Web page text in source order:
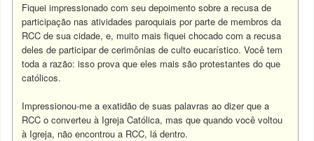
Fiquei impressionado com seu depoimento sobre a recusa de
participação nas atividades paroquiais por parte de membros da
RCC de sua cidade, e, muito mais fiquei chocado com a recusa
deles de participar de cerimônias de culto eucarístico. Você tem
toda a razão: isso prova que eles mais são protestantes do que
católicos.
Impressionou-me a exatidão de suas palavras ao dizer que a
RCC o converteu à Igreja Católica, mas que quando você voltou
à Igreja, não encontrou a RCC, lá dentro.